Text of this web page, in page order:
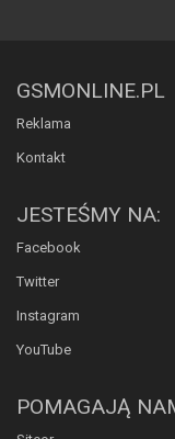
GSMONLINE.PL
Reklama
Kontakt
JESTEŚMY NA:
Facebook
Twitter
Instagram
YouTube
POMAGAJĄ